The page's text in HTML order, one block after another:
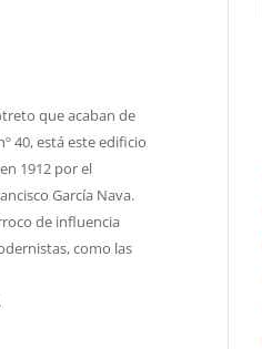
que acaban de
40, está este edificio
1912 por el
García Nava.
de influencia
como las